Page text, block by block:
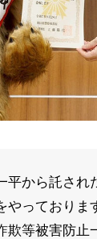
平から託され
やっており
欺等被害防